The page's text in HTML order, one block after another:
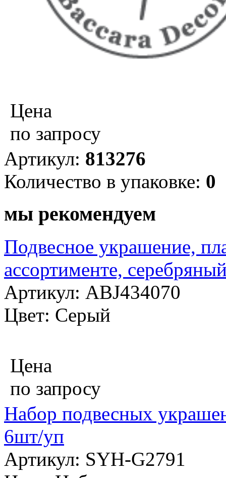
Цена
по запросу
Артикул: 813276
Количество в упаковке: 0
мы рекомендуем
Подвесное украшение,
ассортименте,
Артикул: ABJ434070
Цвет: Серый
Цена
по запросу
Набор подвесных
6шт/уп
Артикул: SYH-G2791